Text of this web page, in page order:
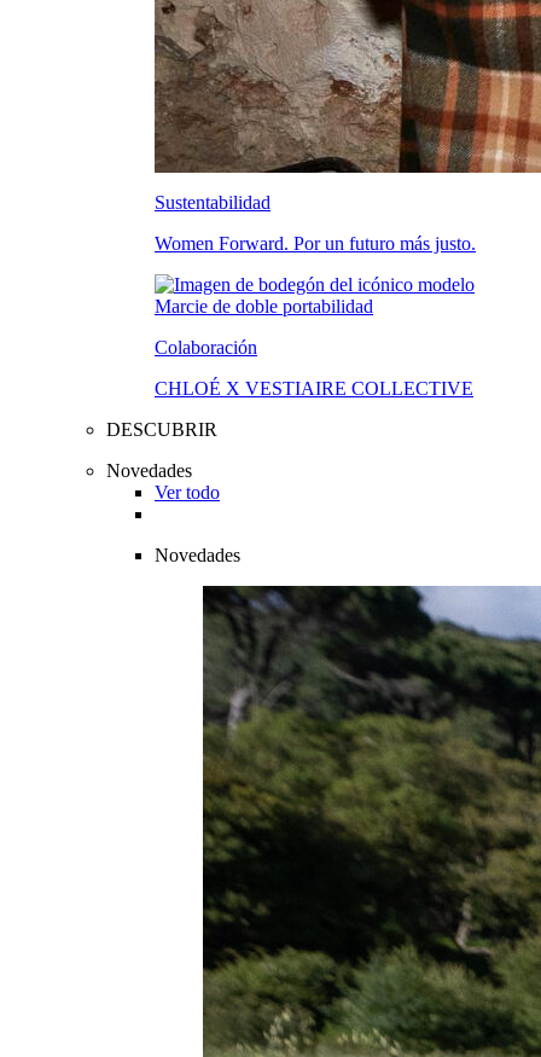
Sustentabilidad
Women Forward. Por un futuro más justo.
Colaboración
CHLOÉ X VESTIAIRE COLLECTIVE
DESCUBRIR
Novedades
Ver todo
Novedades